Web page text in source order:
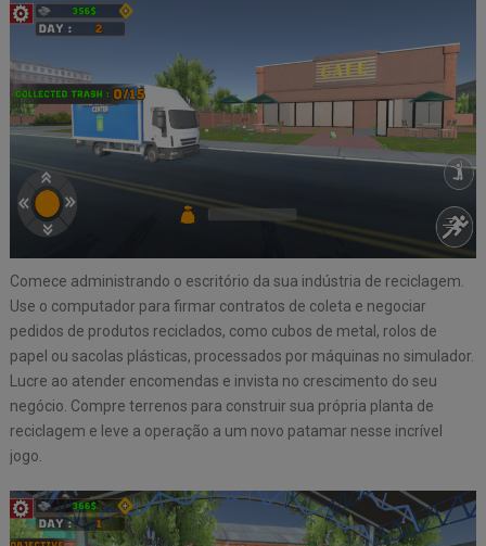
Comece administrando o escritório da sua indústria de reciclagem.
Use o computador para firmar contratos de coleta e negociar
pedidos de produtos reciclados, como cubos de metal, rolos de
papel ou sacolas plásticas, processados por máquinas no simulador.
Lucre ao atender encomendas e invista no crescimento do seu
negócio. Compre terrenos para construir sua própria planta de
reciclagem e leve a operação a um novo patamar nesse incrível
jogo.